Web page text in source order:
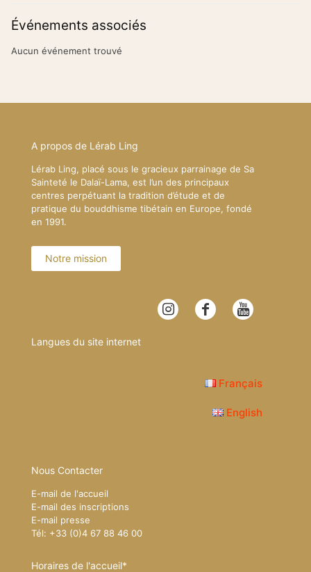
Événements associés
Aucun événement trouvé
A propos de Lérab Ling
Lérab Ling, placé sous le gracieux parrainage de Sa
Sainteté le Dalaï-Lama, est l’un des principaux
centres perpétuant la tradition d’étude et de
pratique du bouddhisme tibétain en Europe, fondé
en 1991.
Notre mission
Langues du site internet
Français
English
Nous Contacter
E-mail de l'accueil
E-mail des inscriptions
E-mail presse
Tél: +33 (0)4 67 88 46 00
Horaires de l'accueil*